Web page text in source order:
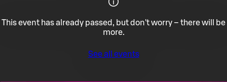
This event has already passed, but don't worry – there will be
more.
See all events